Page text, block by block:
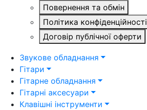
Повернення та обмін
Політика конфіденційності
Договір публічної оферти
Звукове обладнання
Гітари
Гітарне обладнання
Гітарні аксесуари
Клавішні інструменти